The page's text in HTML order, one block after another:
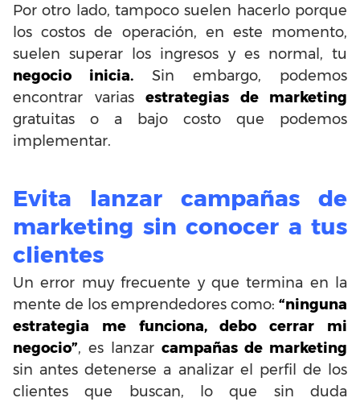
Por otro lado, tampoco suelen hacerlo porque
los costos de operación, en este momento,
suelen superar los ingresos y es normal, tu
negocio inicia. Sin embargo, podemos
encontrar varias estrategias de marketing
gratuitas o a bajo costo que podemos
implementar.
Evita lanzar campañas de
marketing sin conocer a tus
clientes
Un error muy frecuente y que termina en la
mente de los emprendedores como: “ninguna
estrategia me funciona, debo cerrar mi
negocio”, es lanzar campañas de marketing
sin antes detenerse a analizar el perfil de los
clientes que buscan, lo que sin duda